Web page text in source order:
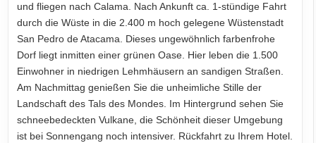
und fliegen nach Calama. Nach Ankunft ca. 1-stündige Fahrt
durch die Wüste in die 2.400 m hoch gelegene Wüstenstadt
San Pedro de Atacama. Dieses ungewöhnlich farbenfrohe
Dorf liegt inmitten einer grünen Oase. Hier leben die 1.500
Einwohner in niedrigen Lehmhäusern an sandigen Straßen.
Am Nachmittag genießen Sie die unheimliche Stille der
Landschaft des Tals des Mondes. Im Hintergrund sehen Sie
schneebedeckten Vulkane, die Schönheit dieser Umgebung
ist bei Sonnengang noch intensiver. Rückfahrt zu Ihrem Hotel.